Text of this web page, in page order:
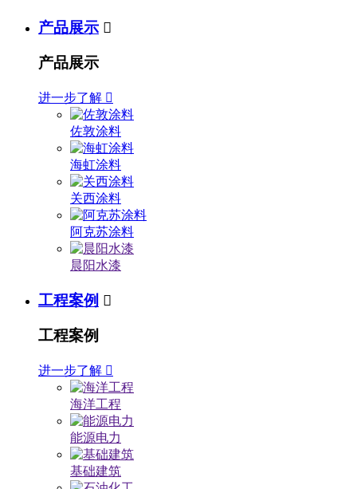
产品展示 
产品展示
进一步了解 
佐敦涂料
海虹涂料
关西涂料
阿克苏涂料
晨阳水漆
工程案例 
工程案例
进一步了解 
海洋工程
能源电力
基础建筑